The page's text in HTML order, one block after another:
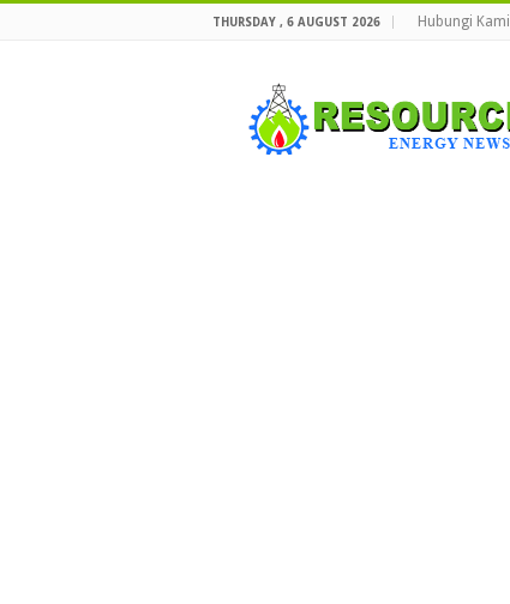
THURSDAY , 6 AUGUST 2026 Hubungi Kami